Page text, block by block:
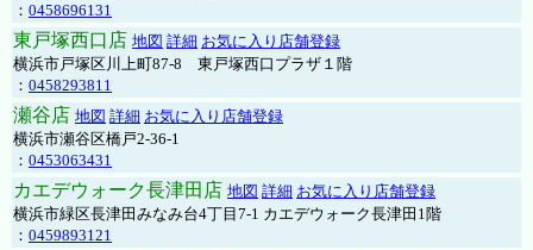
： 0458696131
東戸塚西口店 地図 詳細 お気に入り店舗登録
横浜市戸塚区川上町87-8 東戸塚西口プラザ１階
： 0458293811
瀬谷店 地図 詳細 お気に入り店舗登録
横浜市瀬谷区橋戸2-36-1
： 0453063431
カエデウォーク長津田店 地図 詳細 お気に入り店舗登録
横浜市緑区長津田みなみ台4丁目7-1 カエデウォーク長津田1階
： 0459893121